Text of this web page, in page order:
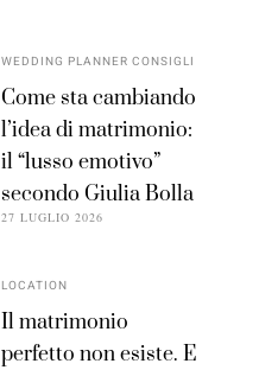
WEDDING PLANNER CONSIGLI
Come sta cambiando
l’idea di matrimonio:
il “lusso emotivo”
secondo Giulia Bolla
27 LUGLIO 2026
LOCATION
Il matrimonio
perfetto non esiste. E